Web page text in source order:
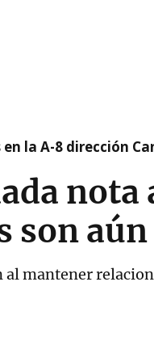
la A-8 dirección
son
al mantener